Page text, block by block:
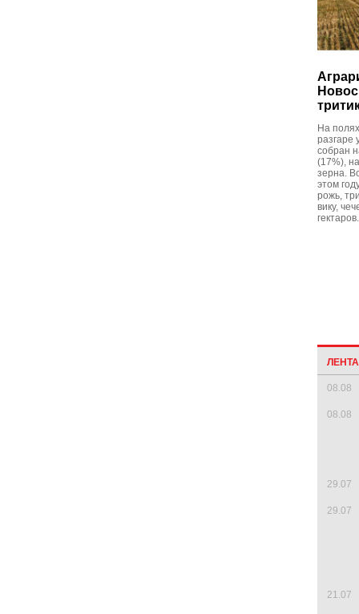
На
разгаре
собран
(17%),
зерна.
этом
рожь,
вику,
гектаров.
08.08
08.08
29.07
29.07
21.07